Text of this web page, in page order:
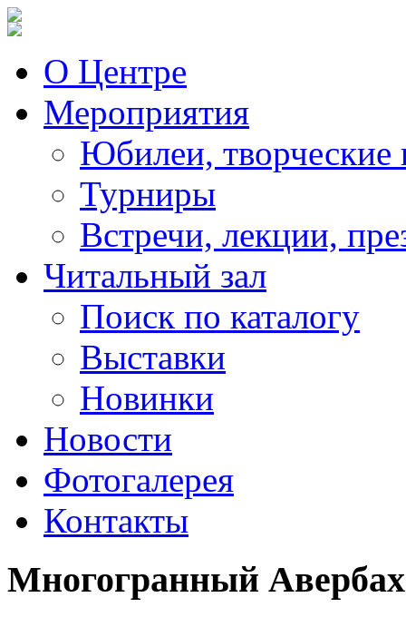
О Центре
Мероприятия
Юбилеи, творческие
Турниры
Встречи, лекции,
Читальный зал
Поиск по каталогу
Выставки
Новинки
Новости
Фотогалерея
Контакты
Многогранный Авербах